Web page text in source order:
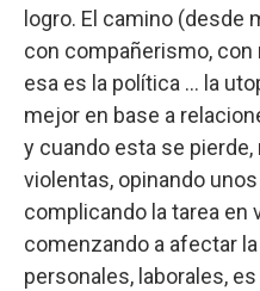
logro. El camino (desde
con compañerismo,
esa es la política … la
mejor en base a
y cuando esta se
violentas, opinando
complicando la tarea en
comenzando a afectar
personales, laborales,